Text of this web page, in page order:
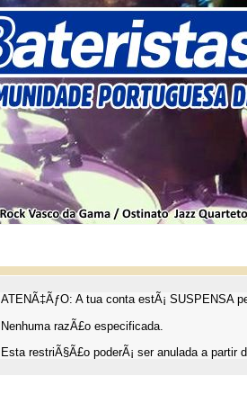
ATENÃ‡ÃƒO: A tua conta estÃ¡ SUSPENSA
Nenhuma razÃ£o especificada.
Esta restriÃ§Ã£o poderÃ¡ ser anulada a partir